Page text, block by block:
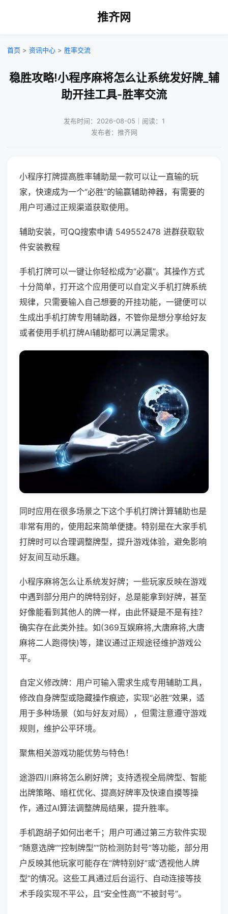
推齐网
首页 > 资讯中心 > 胜率交流
稳胜攻略!小程序麻将怎么让系统发好牌_辅
助开挂工具-胜率交流
发布时间：2026-08-05｜阅读：1
发布者：推齐网
小程序打牌提高胜率辅助是一款可以让一直输的玩
家，快速成为一个“必胜”的输赢辅助神器，有需要的
用户可通过正规渠道获取使用。
辅助安装，可QQ搜索申请 549552478 进群获取软
件安装教程
手机打牌可以一键让你轻松成为“必赢”。其操作方式
十分简单，打开这个应用便可以自定义手机打牌系统
规律，只需要输入自己想要的开挂功能，一键便可以
生成出手机打牌专用辅助器，不管你是想分享给好友
或者使用手机打牌AI辅助都可以满足需求。
同时应用在很多场景之下这个手机打牌计算辅助也是
非常有用的，使用起来简单便捷。特别是在大家手机
打牌时可以合理调整牌型，提升游戏体验，避免影响
好友间互动乐趣。
小程序麻将怎么让系统发好牌；一些玩家反映在游戏
中遇到部分用户的牌特别好，总是能拿到好牌，甚至
好像能看到其他人的牌一样，由此怀疑是不是有挂？
确实存在此类外挂。如(369互娱麻将,大唐麻将,大唐
麻将二人跑得快)等，建议通过正规途径维护游戏公
平。
自定义修改牌：用户可输入需求生成专用辅助工具，
修改自身牌型或隐藏操作痕迹，实现“必胜”效果，适
用于多种场景（如与好友对局），但需注意遵守游戏
规则，维护公平环境。
聚焦相关游戏功能优势与特色！
途游四川麻将怎么刷好牌；支持透视全局牌型、智能
出牌策略、暗杠优化、提高好牌率及快速自摸等操
作，通过AI算法调整牌局结果，提升胜率。
手机跑胡子如何出老千；用户可通过第三方软件实现
“随意选牌”“控制牌型”“防检测防封号”等功能，部分用
户反映其他玩家可能存在“牌特别好”或“透视他人牌
型”的情况。这些工具通过后台运行、自动连接等技
术手段实现不平公，且“安全性高”“不被封号”。